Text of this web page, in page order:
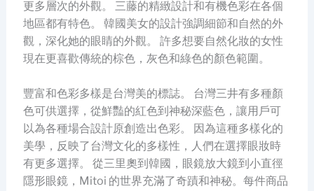
更多層次的外觀。 三藤的精緻設計和有機色彩在各個
地區都有特色。 韓國美女的設計強調細節和自然的外
觀，深化她的眼睛的外觀。 許多想要自然化妝的女性
現在更喜歡傳統的棕色，灰色和綠色的顏色範圍。
豐富和色彩多樣是台灣美的標誌。 台灣三井有多種顏
色可供選擇，從鮮豔的紅色到神秘深藍色，讓用戶可
以為各種場合設計原創造出色彩。 因為這種多樣化的
美學，反映了台灣文化的多樣性，人們在選擇眼妝時
有更多選擇。 從三里奧到韓國，眼鏡放大鏡到小直徑
隱形眼鏡，Mitoi 的世界充滿了奇蹟和神秘。每件商品